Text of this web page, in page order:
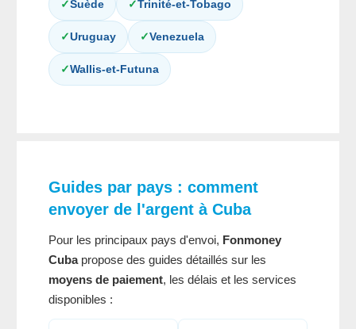
✓Suède ✓Trinité-et-Tobago
✓Uruguay ✓Venezuela
✓Wallis-et-Futuna
Guides par pays : comment
envoyer de l'argent à Cuba
Pour les principaux pays d'envoi, Fonmoney
Cubapropose des guides détaillés sur les
moyens de paiement, les délais et les services
disponibles :